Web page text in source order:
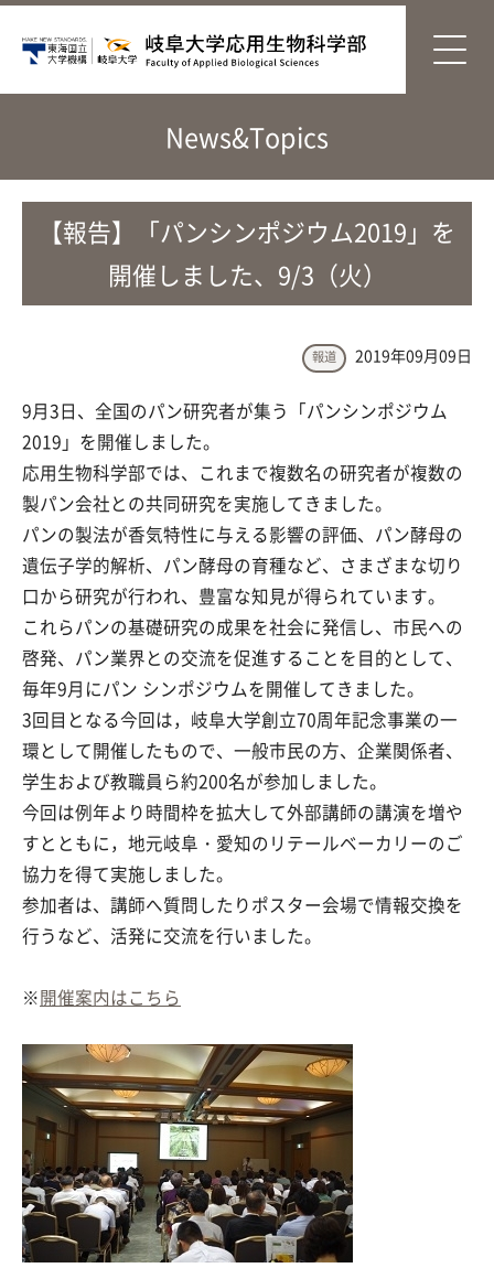
News&Topics
【報告】「パンシンポジウム2019」を
開催しました、9/3（火）
報道 2019年09月09日
9月3日、全国のパン研究者が集う「パンシンポジウム
2019」を開催しました。
応用生物科学部では、これまで複数名の研究者が複数の
製パン会社との共同研究を実施してきました。
パンの製法が香気特性に与える影響の評価、パン酵母の
遺伝子学的解析、パン酵母の育種など、さまざまな切り
口から研究が行われ、豊富な知見が得られています。
これらパンの基礎研究の成果を社会に発信し、市民への
啓発、パン業界との交流を促進することを目的として、
毎年9月にパン シンポジウムを開催してきました。
3回目となる今回は，岐阜大学創立70周年記念事業の一
環として開催したもので、一般市民の方、企業関係者、
学生および教職員ら約200名が参加しました。
今回は例年より時間枠を拡大して外部講師の講演を増や
すとともに，地元岐阜・愛知のリテールベーカリーのご
協力を得て実施しました。
参加者は、講師へ質問したりポスター会場で情報交換を
行うなど、活発に交流を行いました。
※開催案内はこちら